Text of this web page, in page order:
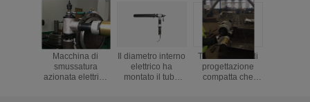
Macchina di
smussatura
azionata elettrica
Il diametro interno
elettrico ha
montato il tubo
Tubo elettrico di
progettazione
compatta che